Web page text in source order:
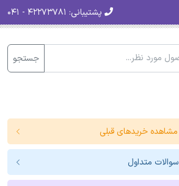
پشتیبانی:
جستجو
مشاهده خریدهای قبلی
سوالات متداول